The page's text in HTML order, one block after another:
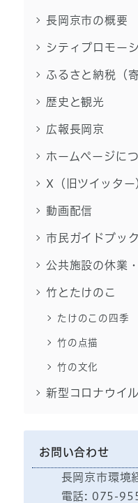
長岡京市の概要
シティプロモー
ふるさと納税（
歴史と観光
広報長岡京
ホームページに
X（旧ツイッタ
動画配信
市民ガイドブック
公共施設の休業
竹とたけのこ
たけのこの四季
竹の点描
竹の文化
新型コロナウイ
お問い合わせ
長岡京市環境経
電話: 075-